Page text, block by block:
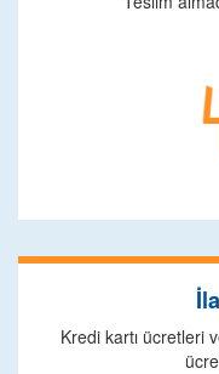
Kredi kartı ücretleri